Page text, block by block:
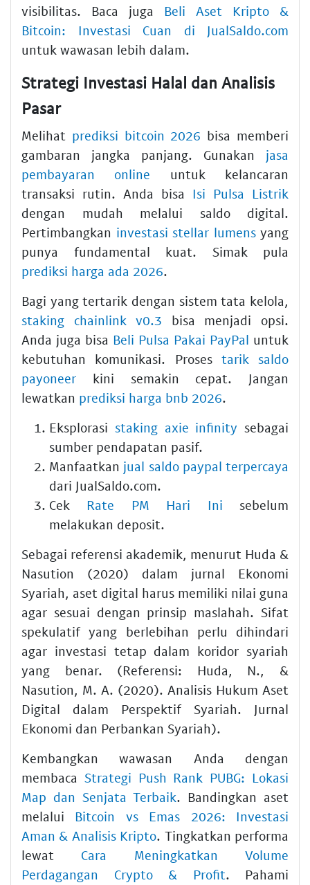
visibilitas. Baca juga Beli Aset Kripto &
Bitcoin: Investasi Cuan di JualSaldo.com
untuk wawasan lebih dalam.
Strategi Investasi Halal dan Analisis
Pasar
Melihat prediksi bitcoin 2026 bisa memberi
gambaran jangka panjang. Gunakan jasa
pembayaran online untuk kelancaran
transaksi rutin. Anda bisa Isi Pulsa Listrik
dengan mudah melalui saldo digital.
Pertimbangkan investasi stellar lumensyang
punya fundamental kuat. Simak pula
prediksi harga ada 2026.
Bagi yang tertarik dengan sistem tata kelola,
staking chainlink v0.3 bisa menjadi opsi.
Anda juga bisa Beli Pulsa Pakai PayPal untuk
kebutuhan komunikasi. Proses tarik saldo
payoneer kini semakin cepat. Jangan
lewatkan prediksi harga bnb 2026.
Eksplorasi staking axie infinity sebagai
sumber pendapatan pasif.
Manfaatkan jual saldo paypal terpercaya
dari JualSaldo.com.
Cek Rate PM Hari Ini sebelum
melakukan deposit.
Sebagai referensi akademik, menurut Huda &
Nasution (2020) dalam jurnal Ekonomi
Syariah, aset digital harus memiliki nilai guna
agar sesuai dengan prinsip maslahah. Sifat
spekulatif yang berlebihan perlu dihindari
agar investasi tetap dalam koridor syariah
yang benar. (Referensi: Huda, N., &
Nasution, M. A. (2020). Analisis Hukum Aset
Digital dalam Perspektif Syariah. Jurnal
Ekonomi dan Perbankan Syariah).
Kembangkan wawasan Anda dengan
membaca Strategi Push Rank PUBG: Lokasi
Map dan Senjata Terbaik. Bandingkan aset
melalui Bitcoin vs Emas 2026: Investasi
Aman & Analisis Kripto. Tingkatkan performa
lewat Cara Meningkatkan Volume
Perdagangan Crypto & Profit. Pahami